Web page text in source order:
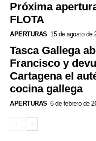
Próxima
FLOTA
APERTURAS 15 de agosto de
Tasca Gallega
Francisco y
Cartagena el
cocina gallega
APERTURAS 6 de febrero de